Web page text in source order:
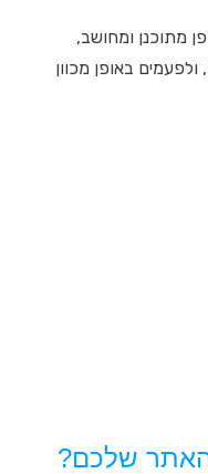
מתוכנן ומחושב,
באופן מכוון
שלכם?